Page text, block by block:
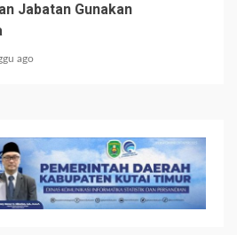
Jabatan Gunakan
ago